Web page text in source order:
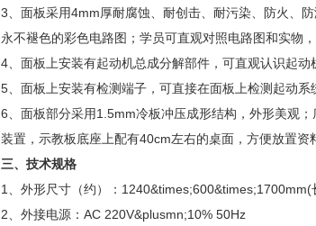
3、面板采用4mm厚耐腐蚀、耐创击、耐污染、防火、
永不褪色的彩色电路图；学员可直观对照电路图和实物
4、面板上安装有起动机总成分解部件，可直观认识起动
5、面板上安装有检测端子，可直接在面板上检测起动
6、面板部分采用1.5mm冷板冲压成形结构，外形美观
装置，示教板底座上配有40cm左右的桌面，方便放置资
三、技术规格
1、外形尺寸（约）：1240&times;600&times;1700mm(
2、外接电源：AC 220V&plusmn;10% 50Hz